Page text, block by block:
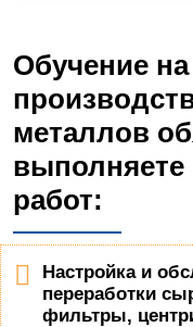
Обучение
металлов
выполняете
работ:
Настройка и
переработки
фильтры,